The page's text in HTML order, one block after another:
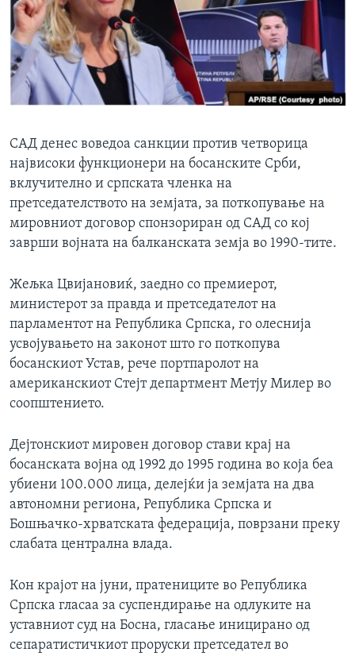
ИНТЕРВЈУА
Јазици
САД денес воведоа санкции против четворица
највисоки функционери на босанските Срби,
вклучително и српската членка на
претседателството на земјата, за поткопување на
мировниот договор спонзориран од САД со кој
заврши војната на балканската земја во 1990-тите.
Жељка Цвијановиќ, заедно со премиерот,
министерот за правда и претседателот на
парламентот на Република Српска, го олеснија
усвојувањето на законот што го поткопува
босанскиот Устав, рече портпаролот на
американскиот Стејт департмент Метју Милер во
соопштението.
Дејтонскиот мировен договор стави крај на
босанската војна од 1992 до 1995 година во која беа
убиени 100.000 лица, делејќи ја земјата на два
автономни региона, Република Српска и
Бошњачко-хрватската федерација, поврзани преку
слабата централна влада.
Кон крајот на јуни, пратениците во Република
Српска гласаа за суспендирање на одлуките на
уставниот суд на Босна, гласање иницирано од
сепаратистичкиот проруски претседател во